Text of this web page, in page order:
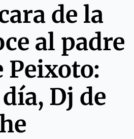
de la
al padre
Peixoto:
Dj de